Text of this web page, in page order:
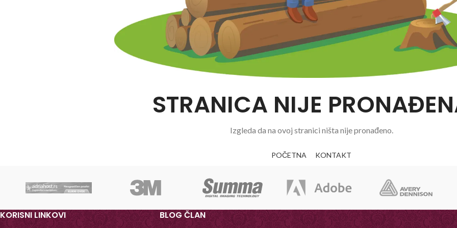
STRANICA NIJE
Izgleda da na ovoj stranici ništa nije pronađeno.
POČETNA KONTAKT
KORISNI LINKOVI BLOG ČLAN